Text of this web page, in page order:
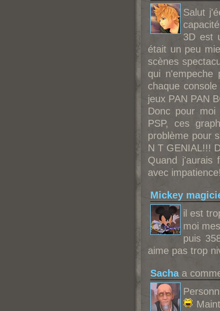
Salut
3D est
était un peu
scènes
qui
chaque
jeux PAN PAN
Donc pour
PSP, ces
problème pour
N T GENIAL!!!
Quand j'aurais
avec
Mickey
il est
moi
puis
aime pas trop
Sachaa